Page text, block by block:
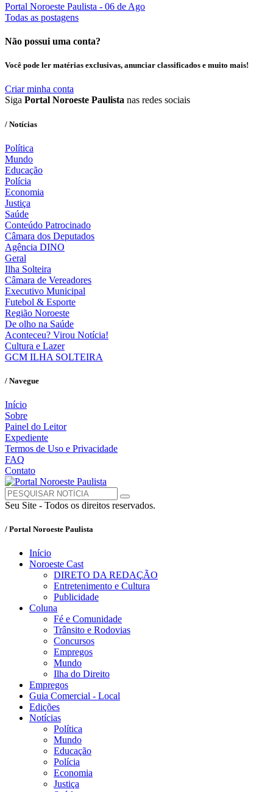
Portal Noroeste Paulista - 06 de Ago
Todas as postagens
Não possui uma conta?
Você pode ler matérias exclusivas, anunciar classificados e muito mais!
Criar minha conta
Siga Portal Noroeste Paulista nas redes sociais
/ Notícias
Política
Mundo
Educação
Polícia
Economia
Justiça
Saúde
Conteúdo Patrocinado
Câmara dos Deputados
Agência DINO
Geral
Ilha Solteira
Câmara de Vereadores
Executivo Municipal
Futebol & Esporte
Região Noroeste
De olho na Saúde
Aconteceu? Virou Notícia!
Cultura e Lazer
GCM ILHA SOLTEIRA
/ Navegue
Início
Sobre
Painel do Leitor
Expediente
Termos de Uso e Privacidade
FAQ
Contato
Seu Site - Todos os direitos reservados.
/ Portal Noroeste Paulista
Início
Noroeste Cast
DIRETO DA REDAÇÃO
Entretenimento e Cultura
Publicidade
Coluna
Fé e Comunidade
Trânsito e Rodovias
Concursos
Empregos
Mundo
Ilha do Direito
Empregos
Guia Comercial - Local
Edições
Notícias
Política
Mundo
Educação
Polícia
Economia
Justiça